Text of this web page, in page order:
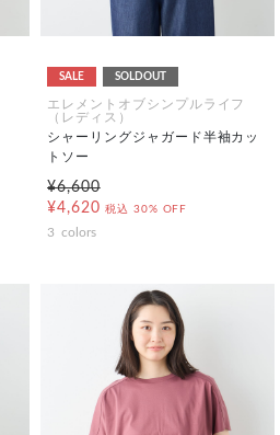
SALE SOLDOUT
エレメントオブシンプルライフ
（レディス）
シャーリングジャガード半袖カッ
トソー
¥6,600
¥4,620 税込 30% OFF
3 colors